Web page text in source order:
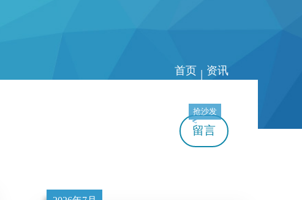
首页 | 资讯
留言
抢沙发